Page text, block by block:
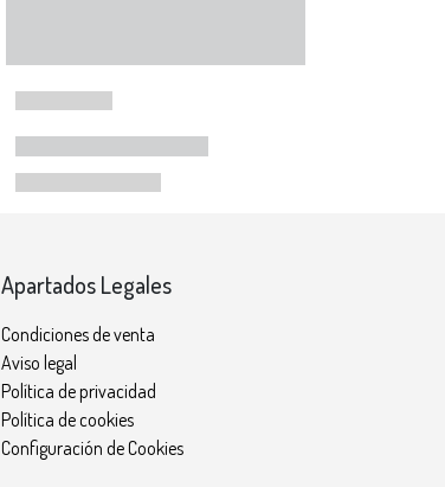
Apartados Legales
Condiciones de venta
Aviso legal
Política de privacidad
Política de cookies
Configuración de Cookies